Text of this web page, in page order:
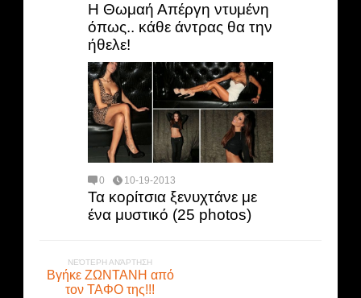
Η Θωμαή Απέργη ντυμένη
όπως.. κάθε άντρας θα την
ήθελε!
0 10-19-2013
Τα κορίτσια ξενυχτάνε με
ένα μυστικό (25 photos)
ΝΕΌΤΕΡΗ ΑΝΆΡΤΗΣΗ
Βγήκε ΖΩΝΤΑΝΗ από
τον ΤΑΦΟ της!!!